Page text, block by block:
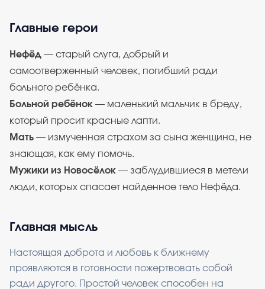
Главные герои
Нефёд — старый слуга, добрый и
самоотверженный человек, погибший ради
больного ребёнка.
Больной ребёнок — маленький мальчик в бреду,
который просит красные лапти.
Мать — измученная страхом за сына женщина, не
знающая, как ему помочь.
Мужики из Новосёлок — заблудившиеся в метели
люди, которых спасает найденное тело Нефёда.
Главная мысль
Настоящая доброта и любовь к ближнему
проявляются в готовности пожертвовать собой
ради другого. Простой человек способен на